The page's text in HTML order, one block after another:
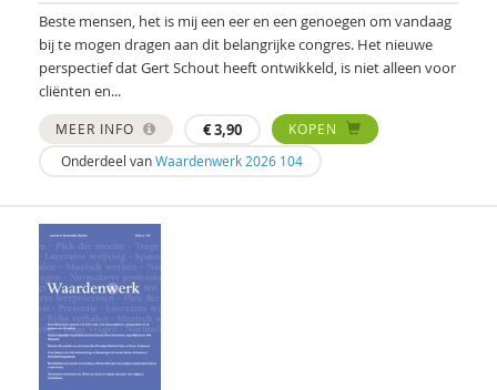
Wouter Schenke
Gert Schout
Sandra Schruijer
Anneke Sools
Vincent Stolk
Bernhard Stolz
Josine Stremmelaar
Beste mensen, het is mij een eer en een genoegen om vandaag
bij te mogen dragen aan dit belangrijke congres. Het nieuwe
perspectief dat Gert Schout heeft ontwikkeld, is niet alleen voor
cliënten en...
MEER INFO €3,90
KOPEN
Onderdeel vanWaardenwerk 2026 104